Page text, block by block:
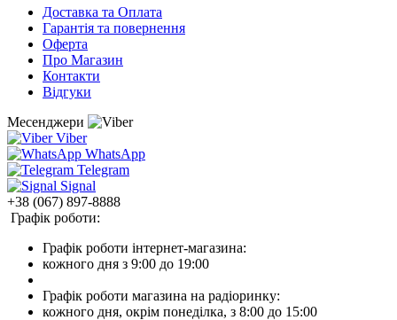
Доставка та Оплата
Гарантія та повернення
Оферта
Про Магазин
Контакти
Відгуки
Месенджери
Viber
WhatsApp
Telegram
Signal
+38 (067) 897-8888
Графік роботи:
Графік роботи інтернет-магазина:
кожного дня з 9:00 до 19:00
Графік роботи магазина на радіоринку:
кожного дня, окрім понеділка, з 8:00 до 15:00